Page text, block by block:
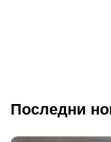
Последни